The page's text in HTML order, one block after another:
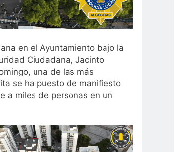
en el Ayuntamiento bajo la
Ciudadana, Jacinto
una de las más
se ha puesto de manifiesto
a miles de personas en un